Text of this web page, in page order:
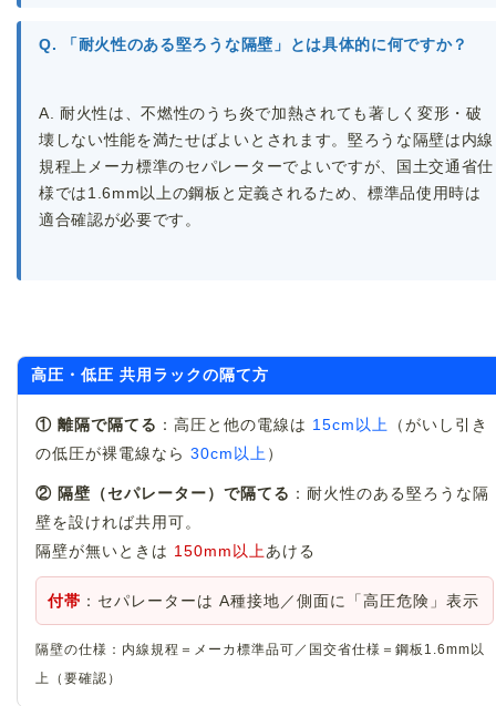
Q. 「耐火性のある堅ろうな隔壁」とは具体的に何ですか？
A. 耐火性は、不燃性のうち炎で加熱されても著しく変形・破
壊しない性能を満たせばよいとされます。堅ろうな隔壁は内線
規程上メーカ標準のセパレーターでよいですが、国土交通省仕
様では1.6mm以上の鋼板と定義されるため、標準品使用時は
適合確認が必要です。
高圧・低圧 共用ラックの隔て方
① 離隔で隔てる ：高圧と他の電線は 15cm以上 （がいし引き
の低圧が裸電線なら 30cm以上）
② 隔壁（セパレーター）で隔てる ：耐火性のある堅ろうな隔
壁を設ければ共用可。
隔壁が無いときは 150mm以上あける
付帯 ：セパレーターは A種接地／側面に「高圧危険」表示
隔壁の仕様：内線規程＝メーカ標準品可／国交省仕様＝鋼板1.6mm以
上（要確認）